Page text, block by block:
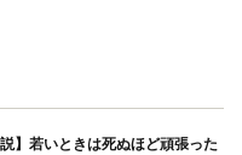
説】若いときは死ぬほど頑張った